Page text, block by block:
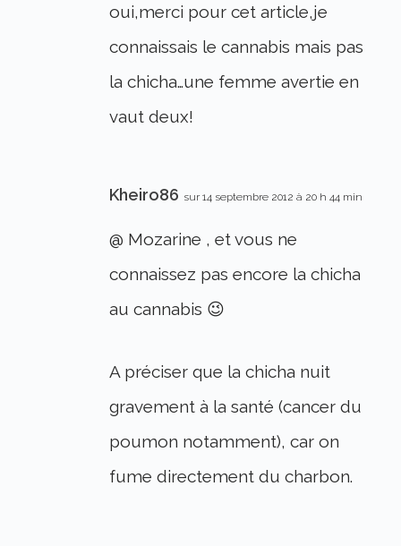
oui,merci pour cet article,je
connaissais le cannabis mais pas
la chicha…une femme avertie en
vaut deux!
Kheiro86 sur 14 septembre 2012 à 20 h 44 min
@ Mozarine , et vous ne
connaissez pas encore la chicha
au cannabis 😉
A préciser que la chicha nuit
gravement à la santé (cancer du
poumon notamment), car on
fume directement du charbon.